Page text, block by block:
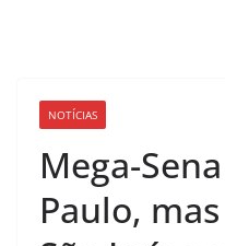
NOTÍCIAS
Mega-
Paulo,